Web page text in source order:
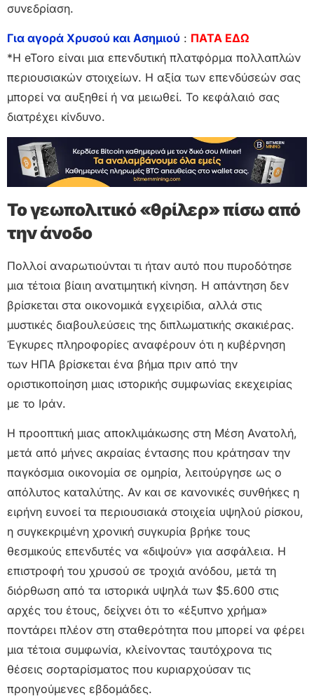
συνεδρίαση.
Για αγορά Χρυσού και Ασημιού : ΠΑΤΑ ΕΔΩ
*Η eToro είναι μια επενδυτική πλατφόρμα πολλαπλών
περιουσιακών στοιχείων. Η αξία των επενδύσεών σας
μπορεί να αυξηθεί ή να μειωθεί. Το κεφάλαιό σας
διατρέχει κίνδυνο.
Το γεωπολιτικό «θρίλερ» πίσω από
την άνοδο
Πολλοί αναρωτιούνται τι ήταν αυτό που πυροδότησε
μια τέτοια βίαιη ανατιμητική κίνηση. Η απάντηση δεν
βρίσκεται στα οικονομικά εγχειρίδια, αλλά στις
μυστικές διαβουλεύσεις της διπλωματικής σκακιέρας.
Έγκυρες πληροφορίες αναφέρουν ότι η κυβέρνηση
των ΗΠΑ βρίσκεται ένα βήμα πριν από την
οριστικοποίηση μιας ιστορικής συμφωνίας εκεχειρίας
με το Ιράν.
Η προοπτική μιας αποκλιμάκωσης στη Μέση Ανατολή,
μετά από μήνες ακραίας έντασης που κράτησαν την
παγκόσμια οικονομία σε ομηρία, λειτούργησε ως ο
απόλυτος καταλύτης. Αν και σε κανονικές συνθήκες η
ειρήνη ευνοεί τα περιουσιακά στοιχεία υψηλού ρίσκου,
η συγκεκριμένη χρονική συγκυρία βρήκε τους
θεσμικούς επενδυτές να «διψούν» για ασφάλεια. Η
επιστροφή του χρυσού σε τροχιά ανόδου, μετά τη
διόρθωση από τα ιστορικά υψηλά των $5.600 στις
αρχές του έτους, δείχνει ότι το «έξυπνο χρήμα»
ποντάρει πλέον στη σταθερότητα που μπορεί να φέρει
μια τέτοια συμφωνία, κλείνοντας ταυτόχρονα τις
θέσεις σορταρίσματος που κυριαρχούσαν τις
προηγούμενες εβδομάδες.